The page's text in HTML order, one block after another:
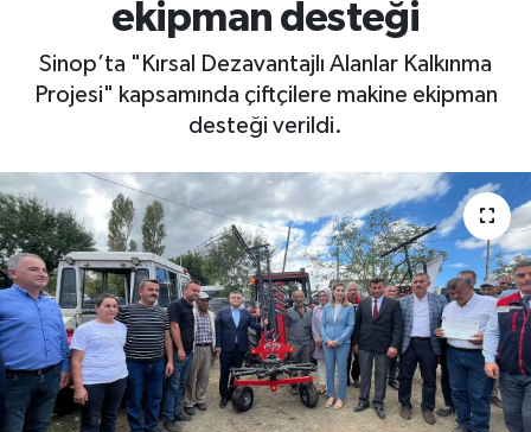
ekipman desteği
Sinop’ta "Kırsal Dezavantajlı Alanlar Kalkınma
Projesi" kapsamında çiftçilere makine ekipman
desteği verildi.